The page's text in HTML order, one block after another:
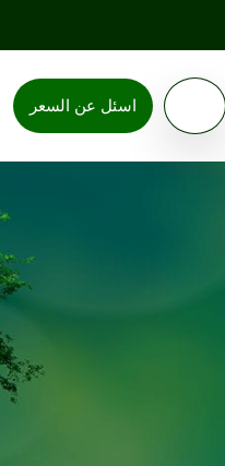
اسئل عن السعر